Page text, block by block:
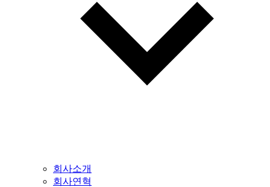
회사소개
회사연혁